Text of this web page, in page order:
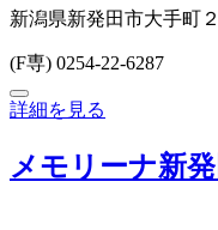
新潟県新発田市大手町
(F専) 0254-22-6287
詳細を見る
メモリーナ新